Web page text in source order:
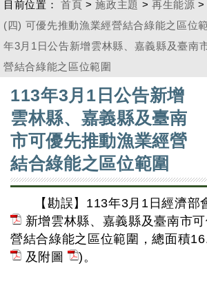
目前位置： 首頁 >施政主題 >再生能源 >
(四) 可優先推動漁業經營結合綠能之區位
年3月1日公告新增雲林縣、嘉義縣及臺南
營結合綠能之區位範圍
113年3月1日公告新增
雲林縣、嘉義縣及臺南
市可優先推動漁業經營
結合綠能之區位範圍
【勘誤】113年3月1日經濟部
新增雲林縣、嘉義縣及臺南市
營結合綠能之區位範圍，總面積
及附圖
)。